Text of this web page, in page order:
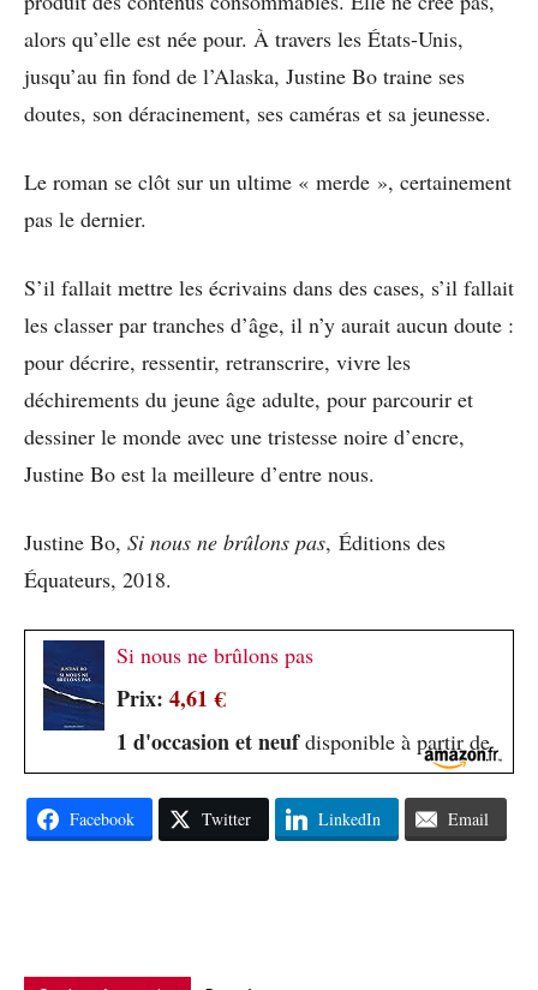
alors qu’elle est née pour. À travers les États-Unis,
jusqu’au fin fond de l’Alaska, Justine Bo traine ses
doutes, son déracinement, ses caméras et sa jeunesse.
Le roman se clôt sur un ultime « merde », certainement
pas le dernier.
S’il fallait mettre les écrivains dans des cases, s’il fallait
les classer par tranches d’âge, il n’y aurait aucun doute :
pour décrire, ressentir, retranscrire, vivre les
déchirements du jeune âge adulte, pour parcourir et
dessiner le monde avec une tristesse noire d’encre,
Justine Bo est la meilleure d’entre nous.
Justine Bo, Si nous ne brûlons pas, Éditions des
Équateurs, 2018.
Si nous ne brûlons pas
Prix: 4,61 €
1 d'occasion et neufdisponible à partir de
Facebook Twitter LinkedIn Email